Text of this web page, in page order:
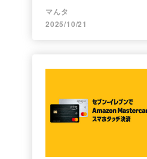
マんタ
2025/10/21